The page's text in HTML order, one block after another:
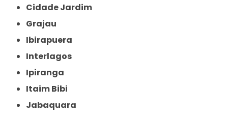
Cidade Jardim
Grajau
Ibirapuera
Interlagos
Ipiranga
Itaim Bibi
Jabaquara